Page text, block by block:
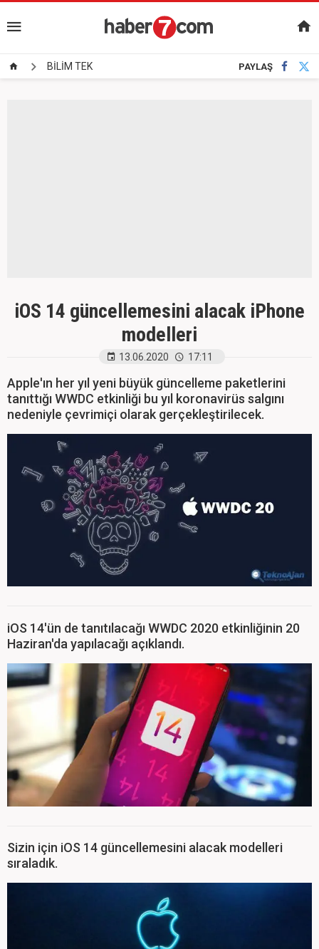
BİLİM TEK PAYLAŞ
iOS 14 güncellemesini alacak iPhone
modelleri
13.06.2020 17:11
Apple'ın her yıl yeni büyük güncelleme paketlerini
tanıttığı WWDC etkinliği bu yıl koronavirüs salgını
nedeniyle çevrimiçi olarak gerçekleştirilecek.
iOS 14'ün de tanıtılacağı WWDC 2020 etkinliğinin 20
Haziran'da yapılacağı açıklandı.
Sizin için iOS 14 güncellemesini alacak modelleri
sıraladık.